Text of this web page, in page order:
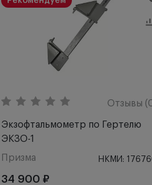
Цена по возрастанию
Цена по убыванию
Сначала с высоким рейтингом
Отзывы
Экзофтальмометр по Гертелю
ЭКЗО-1
Призма
НКМИ:
34 900 ₽